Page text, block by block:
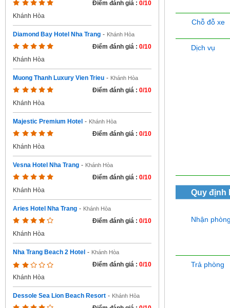
Điểm đánh giá : 0/10
Khánh Hòa
Diamond Bay Hotel Nha Trang - Khánh Hòa
Điểm đánh giá : 0/10
Khánh Hòa
Muong Thanh Luxury Vien Trieu - Khánh Hòa
Điểm đánh giá : 0/10
Khánh Hòa
Majestic Premium Hotel - Khánh Hòa
Điểm đánh giá : 0/10
Khánh Hòa
Vesna Hotel Nha Trang - Khánh Hòa
Điểm đánh giá : 0/10
Khánh Hòa
Aries Hotel Nha Trang - Khánh Hòa
Điểm đánh giá : 0/10
Khánh Hòa
Nha Trang Beach 2 Hotel - Khánh Hòa
Điểm đánh giá : 0/10
Khánh Hòa
Dessole Sea Lion Beach Resort - Khánh Hòa
Chỗ đỗ xe
Dịch vụ
Quy định
Nhận
Trả phòng